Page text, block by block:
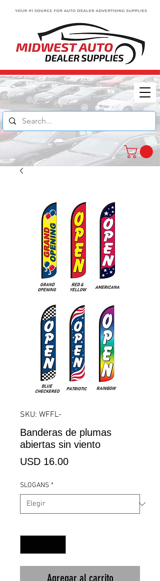
SKU: WFFL-
Banderas de plumas
abiertas sin viento
USD 16.00Precio
SLOGANS *
Agregar al carrito